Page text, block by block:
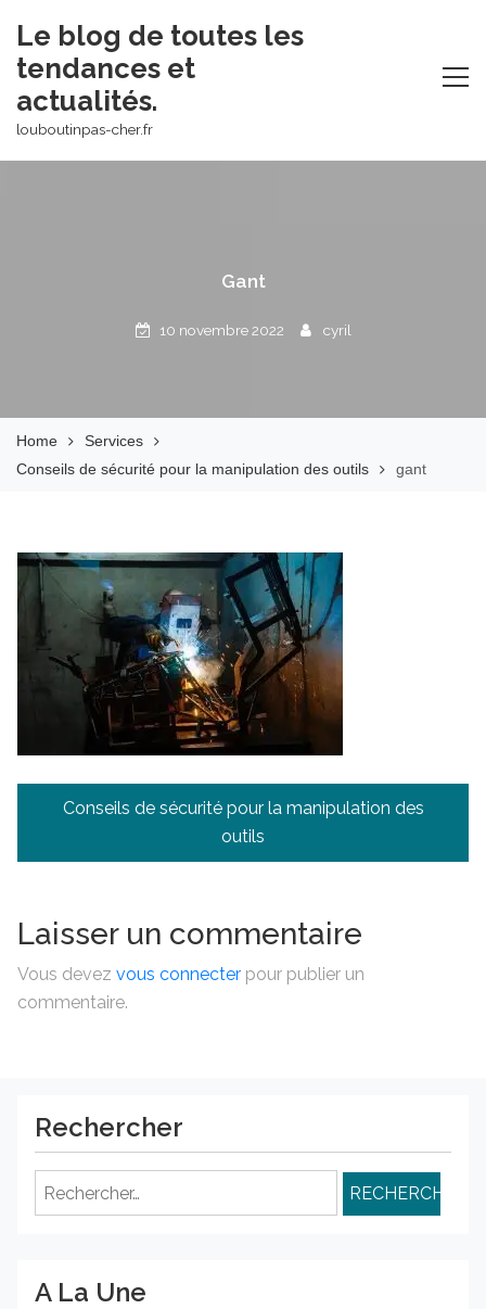
content
Le blog de toutes les
tendances et
actualités.
louboutinpas-cher.fr
Gant
10 novembre 2022 cyril
Home
Services
Conseils de sécurité pour la manipulation des outils
gant
Navigation
l’article
Conseils de sécurité pour la manipulation des
outils
Laisser un commentaire
Vous devez vous connecter pour publier un
commentaire.
Rechercher
Rechercher :
A La Une